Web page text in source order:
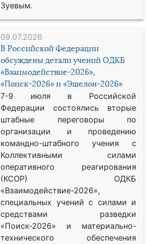
Зуевым.
09.07.2026
В Российской Федерации
обсуждены детали учений ОДКБ
«Взаимодействие-2026»,
«Поиск-2026» и «Эшелон-2026»
7-9 июля в Российской
Федерации состоялись вторые
штабные переговоры по
организации и проведению
командно-штабного учения с
Коллективными силами
оперативного реагирования
(КСОР) ОДКБ
«Взаимодействие-2026»,
специальных учений с силами и
средствами разведки
«Поиск-2026» и материально-
технического обеспечения